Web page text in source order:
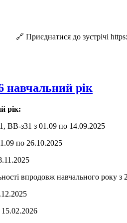
🔗 Приєднатися до зустрічі
навчальний рік
рік:
ВВ-з31 з 01.09 по 14.09.2025
по 26.10.2025
впродовж навчального року